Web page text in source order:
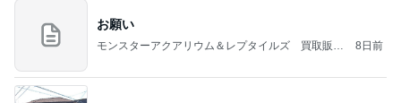
お願い
モンスターアクアリウム＆レプタイルズ 買取販売
8日前